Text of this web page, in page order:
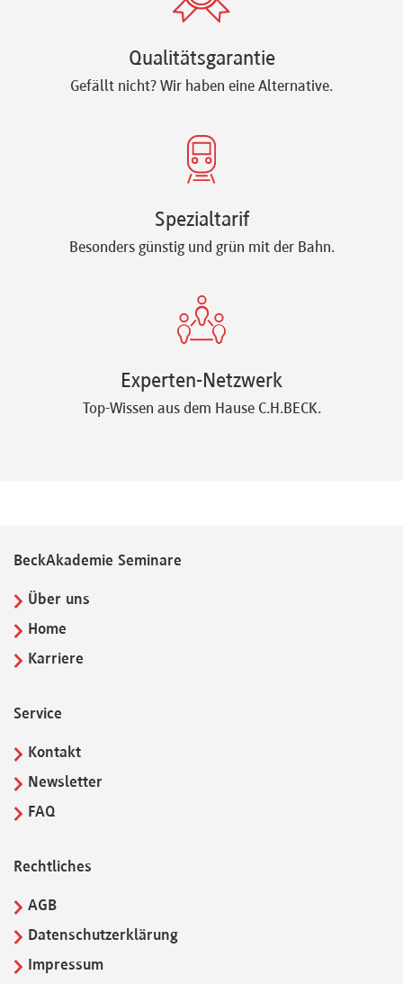
Qualitätsgarantie
Gefällt nicht? Wir haben eine Alternative.
Spezialtarif
Besonders günstig und grün mit der Bahn.
Experten-Netzwerk
Top-Wissen aus dem Hause C.H.BECK.
BeckAkademie Seminare
Über uns
Home
Karriere
Service
Kontakt
Newsletter
FAQ
Rechtliches
AGB
Datenschutzerklärung
Impressum